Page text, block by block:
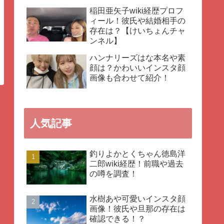
稲田亜矢子wiki経歴プロフ
ィール！彼氏や結婚相手の
存在は？【けいちょんチャ
ンネル】
ハンナリーズはな本名や素
顔は？かわいいインスタ顔
画像も合わせて紹介！
人気記事
釣りよかとくちゃん徳島洋
二郎wiki経歴！前職や過去
の噂を調査！
水樹あや可愛いインスタ顔
画像！彼氏や旦那の存在は
確認できる！？